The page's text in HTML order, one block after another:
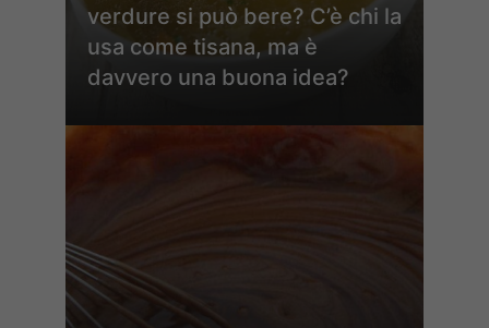
verdure si può bere? C’è chi la
usa come tisana, ma è
davvero una buona idea?